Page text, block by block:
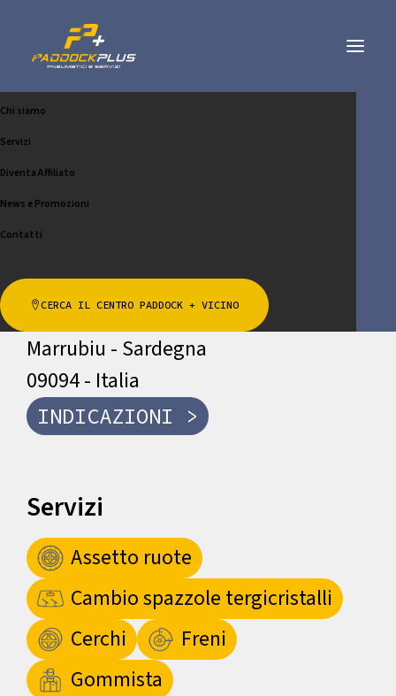
Chi siamo
Servizi
Diventa Affiliato
News e Promozioni
Contatti
CERCA IL CENTRO PADDOCK + VICINO
BOX DELLA GOMMA SRL
CHIAMA
Indirizzo
Via Trento 6
Marrubiu - Sardegna
09094 - Italia
INDICAZIONI >
Servizi
Assetto ruote
Cambio spazzole tergicristalli
Cerchi
Freni
Gommista